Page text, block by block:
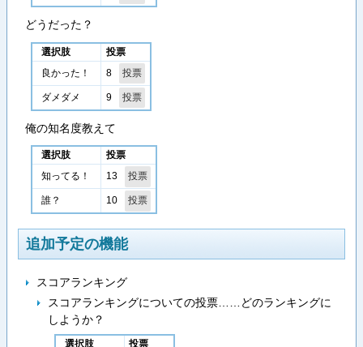
どうだった？
選択肢 投票
良かった！ 8
ダメダメ 9
俺の知名度教えて
選択肢 投票
知ってる！ 13
誰？ 10
追加予定の機能
スコアランキング
スコアランキングについての投票……どのランキングに
しようか？
選択肢 投票